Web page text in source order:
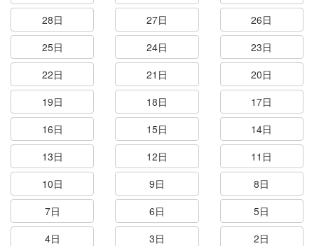
28日
27日
26日
25日
24日
23日
22日
21日
20日
19日
18日
17日
16日
15日
14日
13日
12日
11日
10日
9日
8日
7日
6日
5日
4日
3日
2日